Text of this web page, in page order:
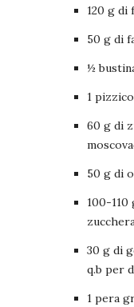
120 g
50 g di
½
1
60 g di
50 g di
100-110
30 g di
q.b per
1 pera